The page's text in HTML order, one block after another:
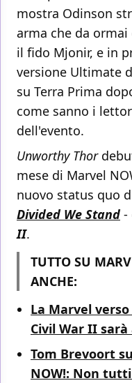
mostra Odinson
arma che da
il fido Mjonir, e in
versione Ultimate
su Terra Prima
come sanno i
dell'evento.
Unworthy Thor
mese di Marvel
nuovo status quo
Divided We Stand-
II.
TUTTO SU
ANCHE:
La Marvel
Civil War II
Tom Brevoort
NOW!: Non